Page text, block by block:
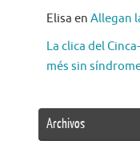
Elisa en Allegan
La clica del
més sin
Archivos